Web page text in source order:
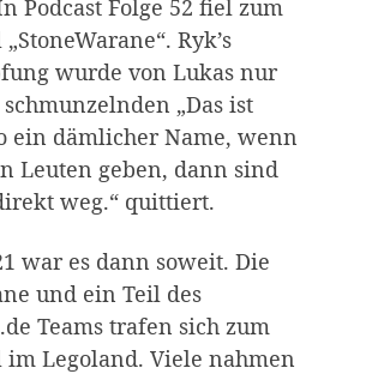
Podcast Folge 52 fiel zum
Ryk’s
wurde von Lukas nur
„Das ist
ein dämlicher Name, wenn
Leuten geben, dann sind
weg.“ quittiert.
war es dann soweit. Die
und ein Teil des
Teams trafen sich zum
im Legoland. Viele nahmen